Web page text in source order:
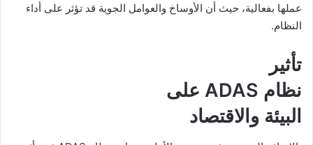
عملها بفعالية، حيث أن الأوساخ والعوامل الجوية قد تؤثر على أداء
النظام.
تأثير
نظام ADAS على
البيئة والاقتصاد